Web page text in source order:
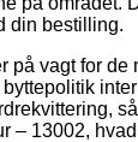
din bestilling.
på vagt for
– 13002,